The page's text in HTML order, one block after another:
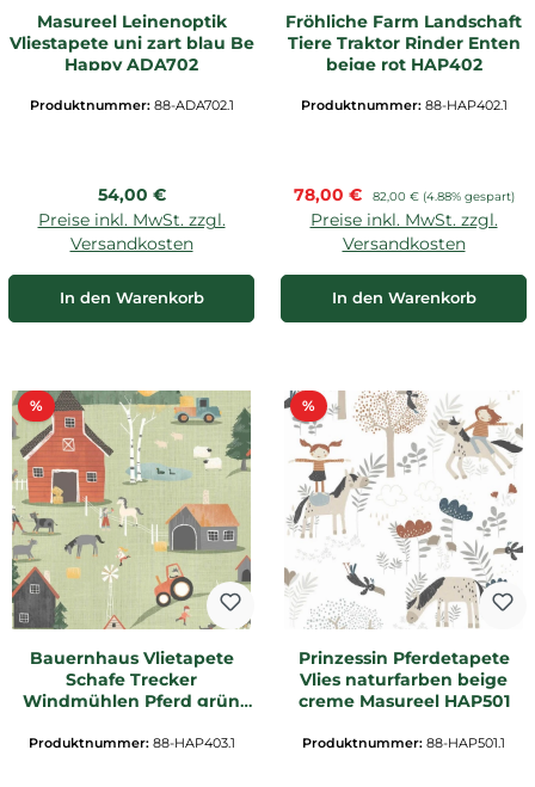
Masureel Leinenoptik
Vliestapete uni zart blau Be
Happy ADA702
Produktnummer: 88-ADA702.1
Regulärer Preis:
54,00 €
Preise inkl. MwSt. zzgl.
Versandkosten
In den Warenkorb
Fröhliche Farm Landschaft
Tiere Traktor Rinder Enten
beige rot HAP402
Produktnummer: 88-HAP402.1
Verkaufspreis:
78,00 € Regulärer Preis:
82,00 € (4.88% gespart)
Preise inkl. MwSt. zzgl.
Versandkosten
In den Warenkorb
%Rabatt
Bauernhaus Vlietapete
Schafe Trecker
Windmühlen Pferd grün
Produktnummer: 88-HAP403.1
%Rabatt
Prinzessin Pferdetapete
Vlies naturfarben beige
creme Masureel HAP501
Produktnummer: 88-HAP501.1